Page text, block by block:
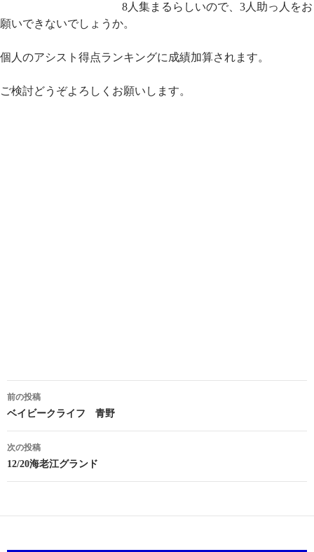
8人集まるらしいので、3人助っ人をお
願いできないでしょうか。
個人のアシスト得点ランキングに成績加算されます。
ご検討どうぞよろしくお願いします。
投
稿
ナ
ビ
ー
前の投稿
ベイビークライフ 青野
次の投稿
12/20海老江グランド